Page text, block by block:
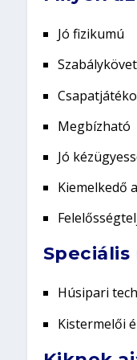
Jó fizikumú
Megbízható
Jó
Kiemelkedő
Húsipari
Kistermelői